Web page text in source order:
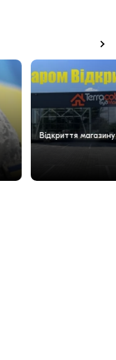
Відкриття магазину